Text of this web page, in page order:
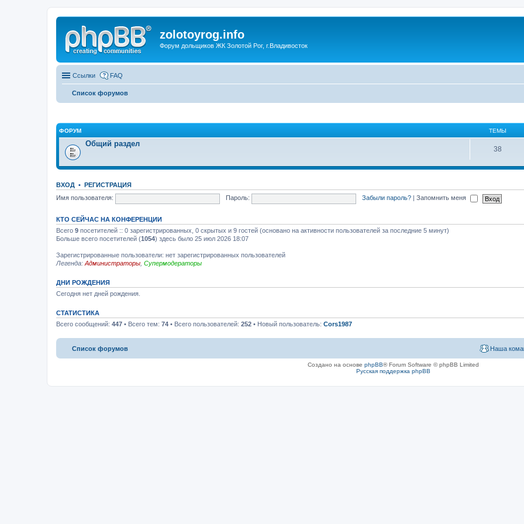
zolotoyrog.info
Форум дольщиков ЖК Золотой Рог, г.Владивосток
Ссылки FAQ
Список форумов
ФОРУМ ТЕМЫ
Общий раздел
38
ВХОД • РЕГИСТРАЦИЯ
Имя пользователя:
Пароль: Забыли пароль? Запомнить меня
КТО СЕЙЧАС НА КОНФЕРЕНЦИИ
Всего 9 посетителей :: 0 зарегистрированных, 0 скрытых и 9 гостей (основано на активности пользователей за последние 5 минут)
Больше всего посетителей (1054) здесь было 25 июл 2026 18:07
Зарегистрированные пользователи: нет зарегистрированных пользователей
Легенда: Администраторы Супермодераторы
ДНИ РОЖДЕНИЯ
Сегодня нет дней рождения.
СТАТИСТИКА
Всего сообщений: 447 • Всего тем: 74 • Всего пользователей: 252 • Новый пользователь: Cors1987
Список форумов Наша
Создано на основе phpBB® Forum Software © phpBB Limited
Русская поддержка phpBB